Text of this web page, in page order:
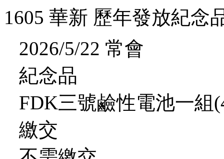
1605 華新 歷年發放紀念
2026/5/22 常會
紀念品
FDK三號鹼性電池一組
繳交